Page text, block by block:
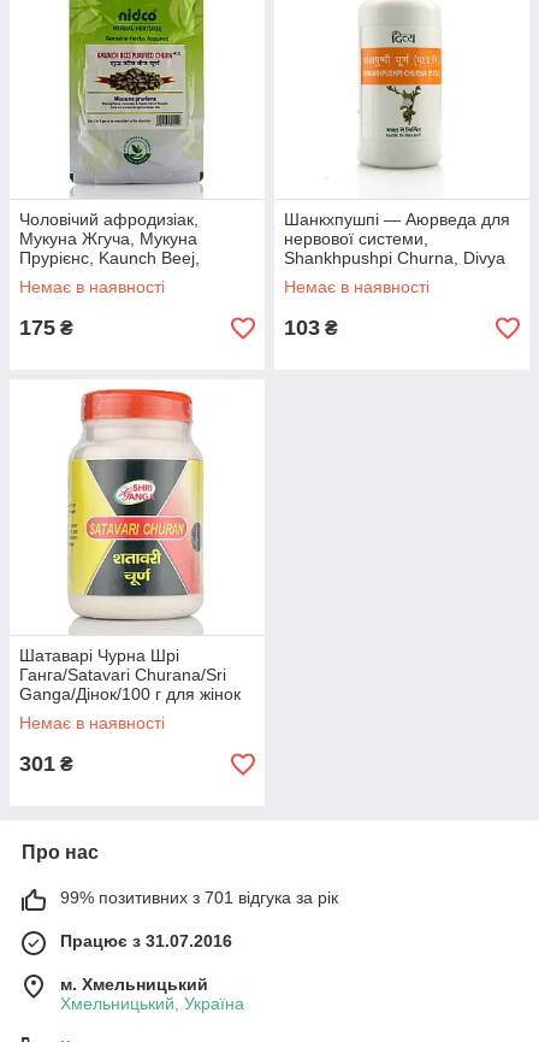
Чоловічий афродизіак,
Мукуна Жгуча, Мукуна
Прурієнс, Kaunch Beej,
Mucuna Pruries Seed, Nidco,
Індія, 50 г
Немає в наявності
175 ₴
Шанкхпушпі — Аюрведа для
нервової системи,
Shankhpushpi Churna, Divya
Pharmacy 100 г
Немає в наявності
103 ₴
Шатаварі Чурна Шрі
Ганга/Satavari Churana/Sri
Ganga/Дінок/100 г для жінок
Немає в наявності
301 ₴
Про нас
99% позитивних з 701 відгука за рік
Працює з 31.07.2016
м. Хмельницький
Хмельницький, Україна